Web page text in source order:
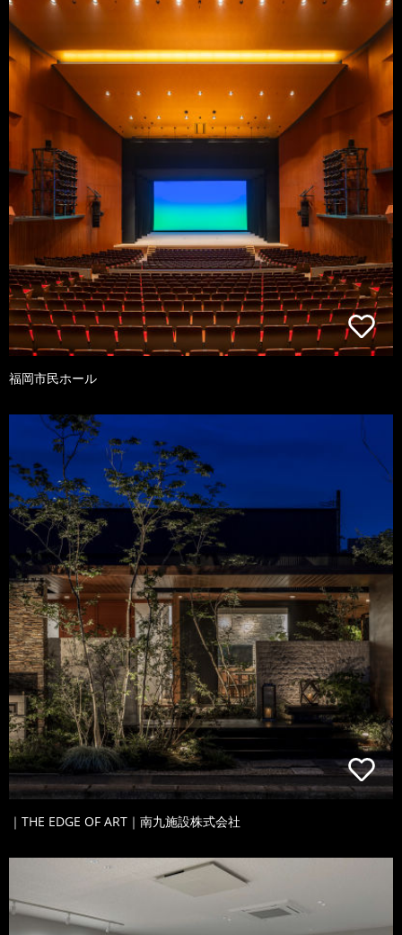
福岡市民ホール
｜THE EDGE OF ART｜南九施設株式会社